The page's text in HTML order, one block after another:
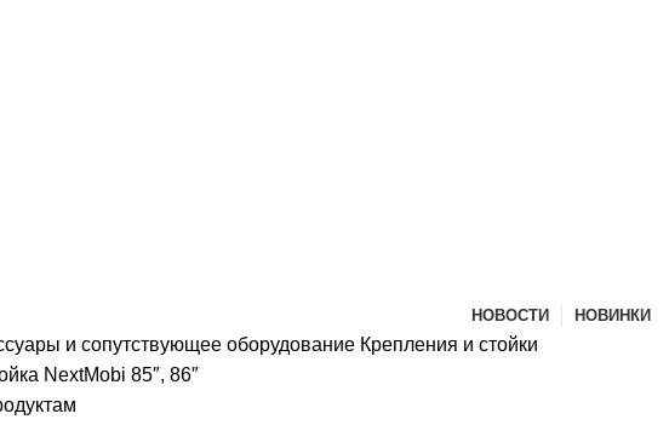
НОВОСТИ
НОВИНКИ
и сопутствующее оборудование Крепления и стойки
NextMobi 85″, 86″